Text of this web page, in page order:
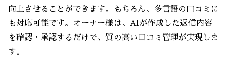
向上させることができます。もちろん、多言語の口コミに
も対応可能です。オーナー様は、AIが作成した返信内容
を確認・承認するだけで、質の高い口コミ管理が実現しま
す。